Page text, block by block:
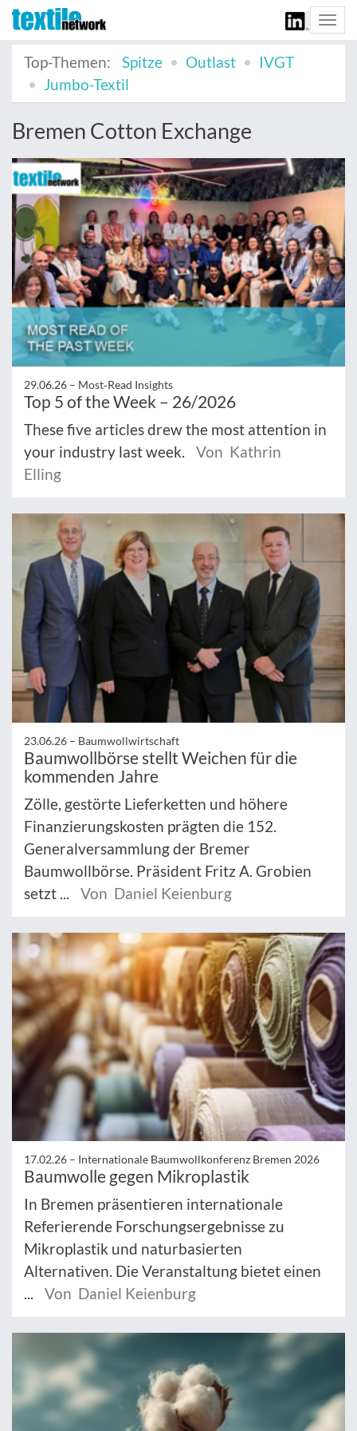
Top-Themen:
Spitze Outlast
IVGT
Jumbo-Textil
Bremen Cotton Exchange
29.06.26 – Most‑Read Insights
Top 5 of the Week – 26/2026
These five articles drew the most attention in
your industry last week.
Von Kathrin
Elling
23.06.26 – Baumwollwirtschaft
Baumwollbörse stellt Weichen für die
kommenden Jahre
Zölle, gestörte Lieferketten und höhere
Finanzierungskosten prägten die 152.
Generalversammlung der Bremer
Baumwollbörse. Präsident Fritz A. Grobien
setzt ...
Von Daniel Keienburg
17.02.26 – Internationale Baumwollkonferenz Bremen 2026
Baumwolle gegen Mikroplastik
In Bremen präsentieren internationale
Referierende Forschungsergebnisse zu
Mikroplastik und naturbasierten
Alternativen. Die Veranstaltung bietet einen
...
Von Daniel Keienburg